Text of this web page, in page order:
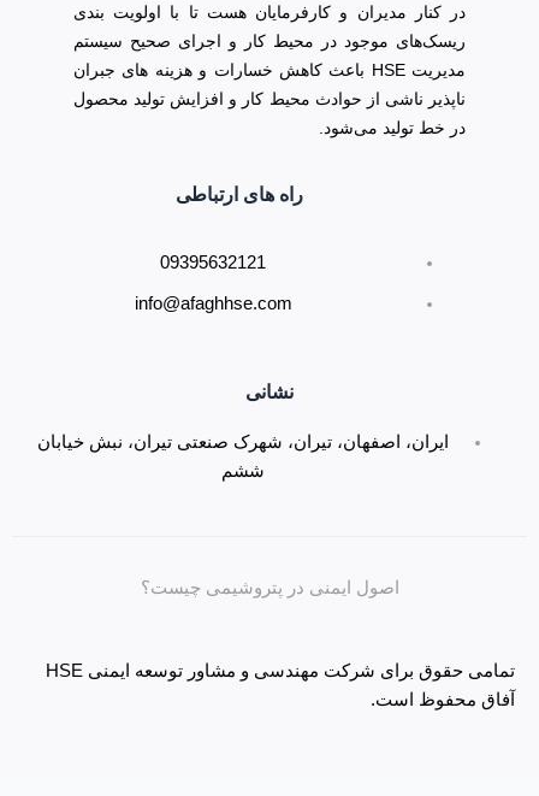
در کنار مدیران و کارفرمایان هست تا با اولویت بندی
ریسک‌های موجود در محیط کار و اجرای صحیح سیستم
مدیریت HSE باعث کاهش خسارات و هزینه های جبران
ناپذیر ناشی از حوادث محیط کار و افزایش تولید محصول
در خط تولید می‌شود.
راه های ارتباطی
09395632121
info@afaghhse.com
نشانی
ایران، اصفهان، تیران، شهرک صنعتی تیران، نبش خیابان
ششم
اصول ایمنی در پتروشیمی چیست؟
تمامی حقوق برای شرکت مهندسی و مشاور توسعه ایمنی HSE
آفاق محفوظ است.